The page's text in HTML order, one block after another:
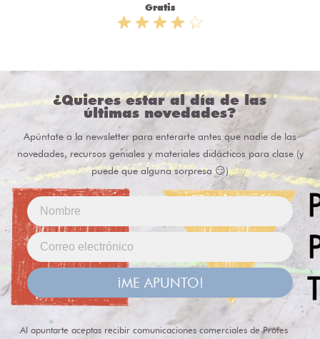
Gratis
¿Quieres estar al día de las
últimas novedades?
Apúntate a la newsletter para enterarte antes que nadie de las
novedades, recursos geniales y materiales didácticos para clase (y
puede que alguna sorpresa 😏)
¡ME APUNTO!
Al apuntarte aceptas recibir comunicaciones comerciales de Profes